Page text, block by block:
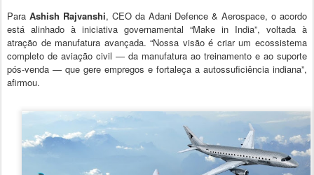
Para Ashish Rajvanshi, CEO da Adani Defence & Aerospace, o acordo
está alinhado à iniciativa governamental “Make in India”, voltada à
atração de manufatura avançada. “Nossa visão é criar um ecossistema
completo de aviação civil — da manufatura ao treinamento e ao suporte
pós-venda — que gere empregos e fortaleça a autossuficiência indiana”,
afirmou.